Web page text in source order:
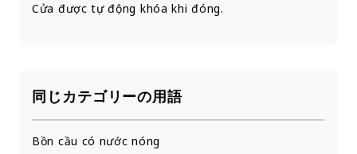
Cửa được tự động khóa khi đóng.
同じカテゴリーの用語
Bồn cầu có nước nóng